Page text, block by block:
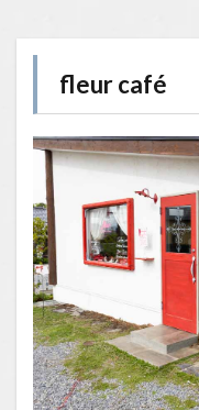
fleur café